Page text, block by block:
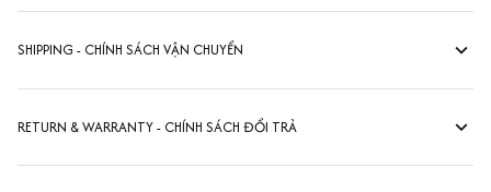
SHIPPING - CHÍNH SÁCH VẬN CHUYỂN
RETURN & WARRANTY - CHÍNH SÁCH ĐỔI TRẢ